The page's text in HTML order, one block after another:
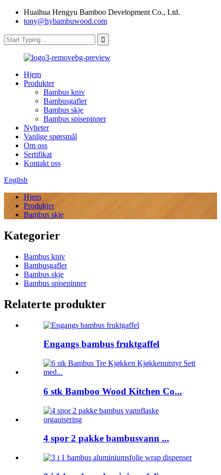
Huaihua Hengyu Bamboo Development Co., Ltd.
tony@hybambuwood.com
Hjem
Produkter
Bambus kniv
Bambusgafler
Bambus skje
Bambus spisepinner
Nyheter
Vanlige spørsmål
Om oss
Sertifikat
Kontakt oss
English
Hjem
Produkter
Bambus skje
Kategorier
Bambus kniv
Bambusgafler
Bambus skje
Bambus spisepinner
Relaterte produkter
Engangs bambus fruktgaffel
6 stk Bamboo Wood Kitchen Co...
4 spor 2 pakke bambusvann ...